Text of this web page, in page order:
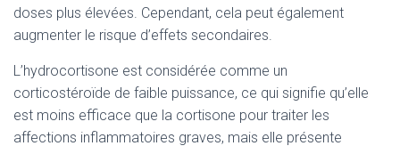
doses plus élevées. Cependant, cela peut également
augmenter le risque d’effets secondaires.
L’hydrocortisone est considérée comme un
corticostéroïde de faible puissance, ce qui signifie qu’elle
est moins efficace que la cortisone pour traiter les
affections inflammatoires graves, mais elle présente